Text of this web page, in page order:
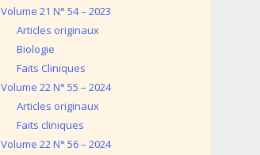
Volume 21 N° 54 – 2023
Articles originaux
Biologie
Faits Cliniques
Volume 22 N° 55 – 2024
Articles originaux
Faits cliniques
Volume 22 N° 56 – 2024